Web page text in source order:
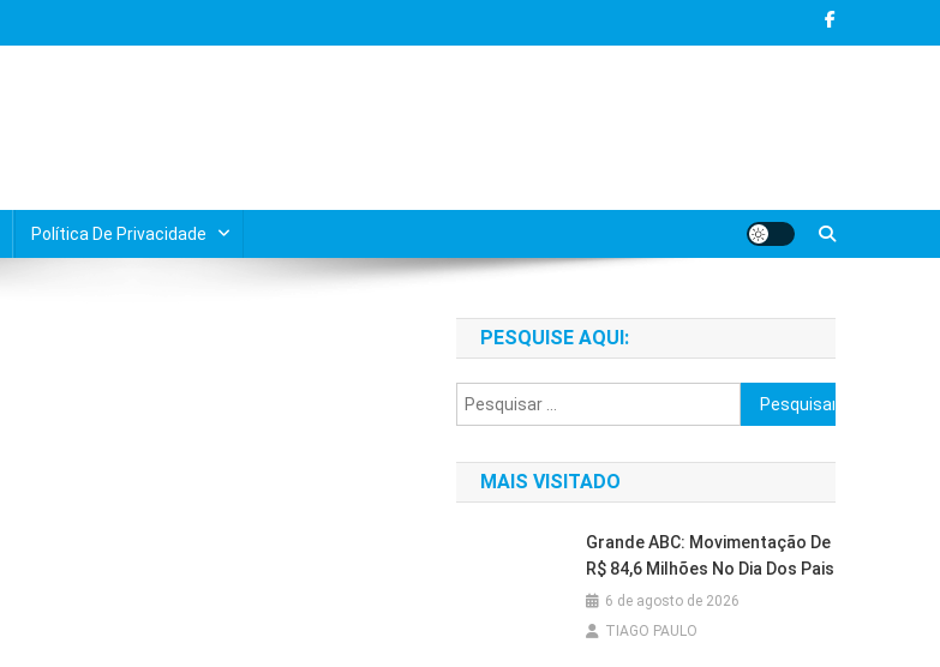
Política De Privacidade
PESQUISE AQUI:
Pesquisar
por:
MAIS VISITADO
Grande ABC: Movimentação De
R$ 84,6 Milhões No Dia Dos Pais
6 de agosto de 2026
TIAGO PAULO